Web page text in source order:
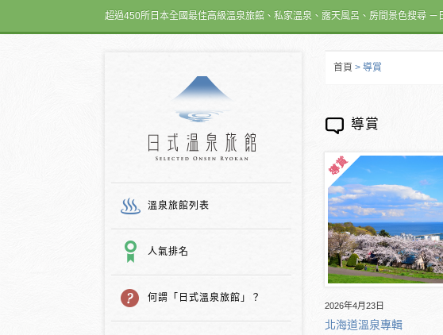
超過450所日本全國最佳高級溫泉旅館、私家溫泉、露天風呂、房間景色搜尋 －
溫泉旅館列表
人氣排名
何謂「日式溫泉旅館」？
首頁 > 導賞
導賞
2026年4月23日
北海道溫泉專輯